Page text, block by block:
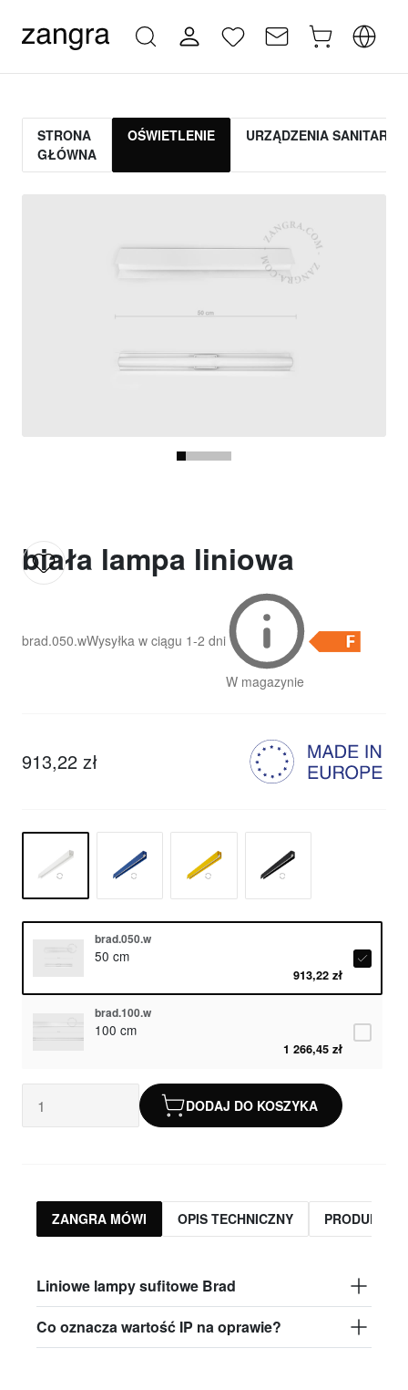
STRONA
GŁÓWNA
OŚWIETLENIE URZĄDZENIA SANITARNE
biała lampa liniowa
brad.050.wWysyłka w ciągu 1-2 dni
W magazynie
913,22 zł
brad.050.w
50 cm
913,22 zł
brad.100.w
100 cm
1 266,45 zł
DODAJ DO KOSZYKA
ZANGRA MÓWI OPIS TECHNICZNY PRODUKTY
Liniowe lampy sufitowe Brad
Co oznacza wartość IP na oprawie?